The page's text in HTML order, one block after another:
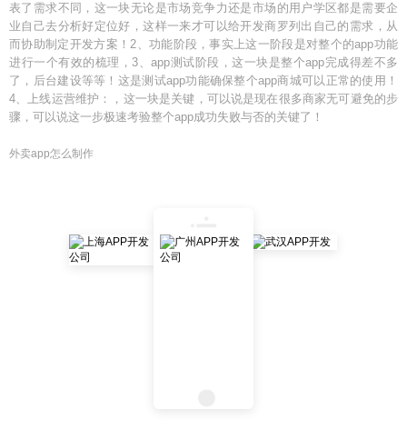
表了需求不同，这一块无论是市场竞争力还是市场的用户学区都是需要企
业自己去分析好定位好，这样一来才可以给开发商罗列出自己的需求，从
而协助制定开发方案！2、功能阶段，事实上这一阶段是对整个的app功能
进行一个有效的梳理，3、app测试阶段，这一块是整个app完成得差不多
了，后台建设等等！这是测试app功能确保整个app商城可以正常的使用！
4、上线运营维护：，这一块是关键，可以说是现在很多商家无可避免的步
骤，可以说这一步极速考验整个app成功失败与否的关键了！
外卖app怎么制作